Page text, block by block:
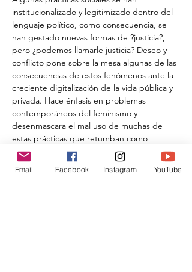
institucionalizado y legitimizado dentro del
lenguaje político, como consecuencia, se
han gestado nuevas formas de ?justicia?,
pero ¿podemos llamarle justicia? Deseo y
conflicto pone sobre la mesa algunas de las
consecuencias de estos fenómenos ante la
creciente digitalización de la vida pública y
privada. Hace énfasis en problemas
contemporáneos del feminismo y
desenmascara el mal uso de muchas de
estas prácticas que retumban como
correctivo social y busca su resignificación y
reconfiguración dentro del marco político.
De igual forma, hace una crítica a las
Email Facebook Instagram YouTube